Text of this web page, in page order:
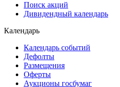
Самые популярные
Дивидендный календарь
Календарь
Календарь событий